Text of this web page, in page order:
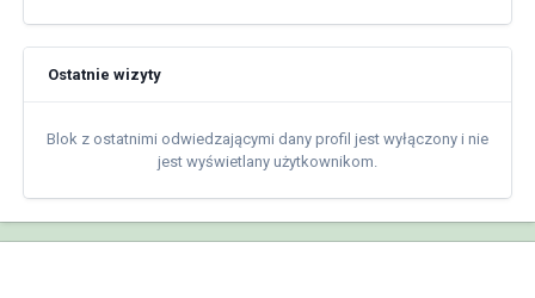
Ostatnie wizyty
Blok z ostatnimi odwiedzającymi dany profil jest wyłączony i nie
jest wyświetlany użytkownikom.